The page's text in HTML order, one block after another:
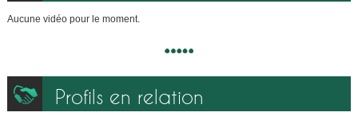
Aucune vidéo pour le moment.
Profils en relation